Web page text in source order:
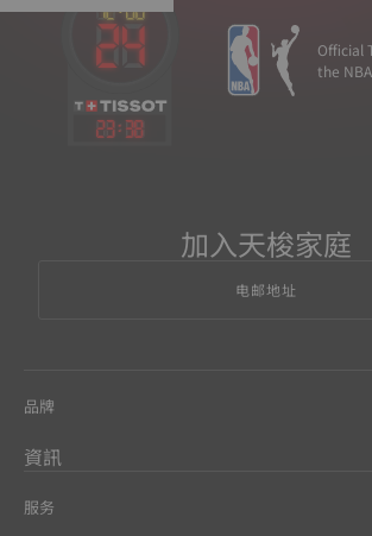
23: 38
Official
the
加入天梭家庭
电邮地址
品牌
資訊
服务